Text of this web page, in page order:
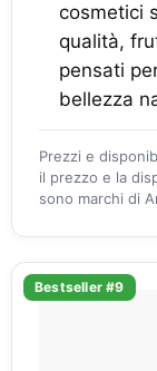
cosmetici
qualità,
pensati
bellezza
Prezzi e
il prezzo e la
sono marchi di
Bestseller #9